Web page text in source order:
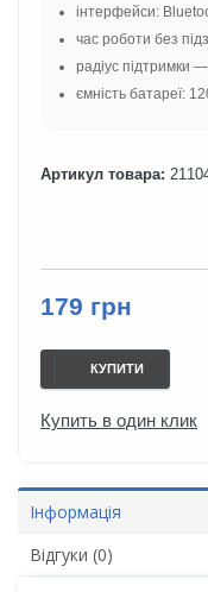
інтерфейси:
час роботи без
радіус підтримки
ємність батареї:
Артикул товара:
179 грн
КУПИТИ
Купить в один клик
Інформація
Відгуки (0)